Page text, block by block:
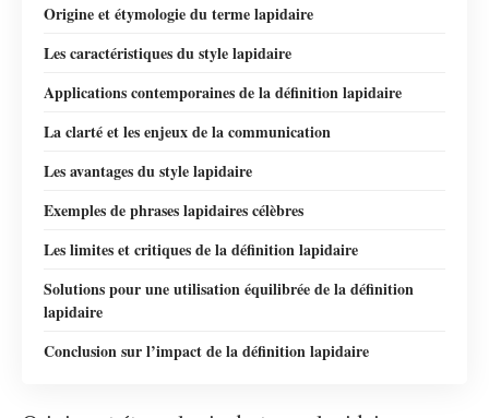
Origine et étymologie du terme lapidaire
Les caractéristiques du style lapidaire
Applications contemporaines de la définition lapidaire
La clarté et les enjeux de la communication
Les avantages du style lapidaire
Exemples de phrases lapidaires célèbres
Les limites et critiques de la définition lapidaire
Solutions pour une utilisation équilibrée de la définition
lapidaire
Conclusion sur l’impact de la définition lapidaire